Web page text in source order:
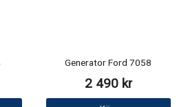
Generator Ford 7058
2 490 kr